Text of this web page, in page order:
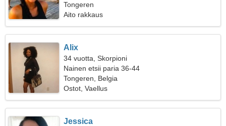
Tongeren
Aito rakkaus
Alix
34 vuotta, Skorpioni
Nainen etsii paria 36-44
Tongeren, Belgia
Ostot, Vaellus
Jessica